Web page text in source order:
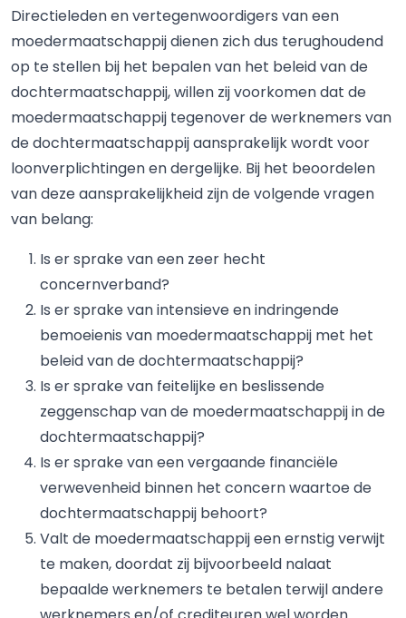
Directieleden en vertegenwoordigers van een
moedermaatschappij dienen zich dus terughoudend
op te stellen bij het bepalen van het beleid van de
dochtermaatschappij, willen zij voorkomen dat de
moedermaatschappij tegenover de werknemers van
de dochtermaatschappij aansprakelijk wordt voor
loonverplichtingen en dergelijke. Bij het beoordelen
van deze aansprakelijkheid zijn de volgende vragen
van belang:
Is er sprake van een zeer hecht
concernverband?
Is er sprake van intensieve en indringende
bemoeienis van moedermaatschappij met het
beleid van de dochtermaatschappij?
Is er sprake van feitelijke en beslissende
zeggenschap van de moedermaatschappij in de
dochtermaatschappij?
Is er sprake van een vergaande financiële
verwevenheid binnen het concern waartoe de
dochtermaatschappij behoort?
Valt de moedermaatschappij een ernstig verwijt
te maken, doordat zij bijvoorbeeld nalaat
bepaalde werknemers te betalen terwijl andere